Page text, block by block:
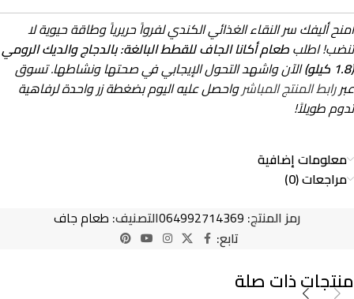
امنح أليفك سر النقاء الغذائي الكندي لفرواً حريرياً وطاقة حيوية لا
تنضب! اطلبطعام أكانا الجاف للقطط البالغة: بالدجاج والديك الرومي
(1.8 كيلو)
الآن واشهد التحول الإيجابي في صحتها ونشاطها. تسوق
عبررابط المنتج المباشرواحصل عليه اليوم بضغطة زر واحدة لرفاهية
تدوم طويلاً!
معلومات إضافية
مراجعات (0)
رمز المنتج: 064992714369التصنيف: طعام جاف
تابع:
منتجات ذات صلة